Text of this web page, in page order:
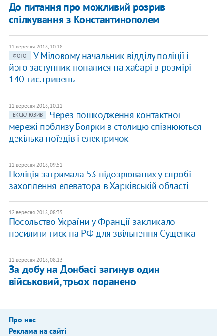
До питання про можливий розрив
спілкування з Константинополем
12 вересня 2018, 10:18
ФОТО
У Міловому начальник відділу поліції і
його заступник попалися на хабарі в розмірі
140 тис. гривень
12 вересня 2018, 10:12
ЕКСКЛЮЗИВ
Через пошкодження контактної
мережі поблизу Боярки в столицю спізнюються
декілька поїздів і електричок
12 вересня 2018, 09:52
Поліція затримала 53 підозрюваних у спробі
захоплення елеватора в Харківській області
12 вересня 2018, 08:35
Посольство України у Франції закликало
посилити тиск на РФ для звільнення Сущенка
12 вересня 2018, 08:13
За добу на Донбасі загинув один
військовий, трьох поранено
Про нас
Реклама на сайті